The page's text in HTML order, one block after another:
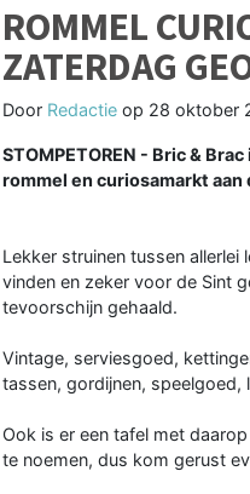
ROMMEL
ZATERDAG
Door Redactie op 28 oktober
STOMPETOREN - Bric &
rommel en curiosamarkt
Lekker struinen tussen
vinden en zeker voor de Sint
tevoorschijn gehaald.
Vintage, serviesgoed,
tassen, gordijnen, speelgoed,
Ook is er een tafel met
te noemen, dus kom gerust